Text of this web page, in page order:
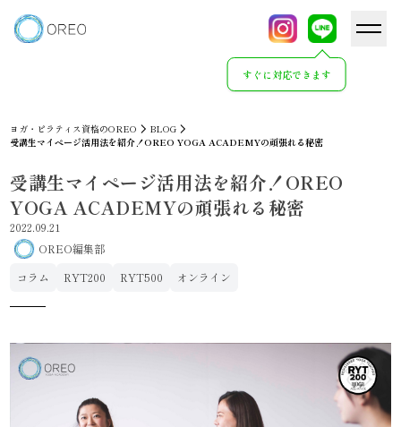
すぐに対応できます
ヨガ・ピラティス資格のOREO
BLOG
受講生マイページ活用法を紹介！OREO YOGA ACADEMYの頑張れる秘密
受講生マイページ活用法を紹介！OREO
YOGA ACADEMYの頑張れる秘密
2022.09.21
OREO編集部
コラム
RYT200 RYT500 オンライン